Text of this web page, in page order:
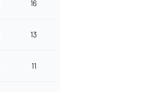
16
13
11